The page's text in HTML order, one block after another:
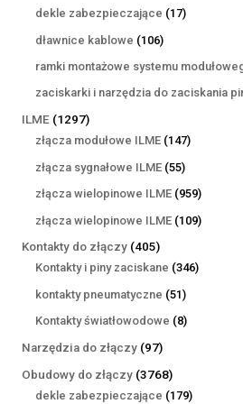
produktów
dekle zabezpieczające 1717
dławnice kablowe 106106
produktów
ramki montażowe systemu
zaciskarki i narzędzia do zaciskania
ILME 12971297
produktów
złącza modułowe ILME 147147
złącza sygnałowe ILME 5555
produktów
złącza wielopinowe ILME 959959
złącza wielopinowe ILME 109109
Kontakty do złączy 405405
produktów
Kontakty i piny zaciskane 346346
kontakty pneumatyczne 5151
produktów
Kontakty światłowodowe 88
Narzędzia do złączy 9797
produktów
Obudowy do złączy 37683768
produktów
dekle zabezpieczające 179179